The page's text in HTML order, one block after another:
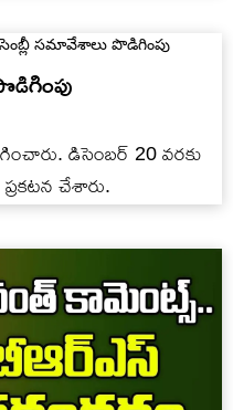
డిసెంబర్ 20 వరకు
చేశారు.